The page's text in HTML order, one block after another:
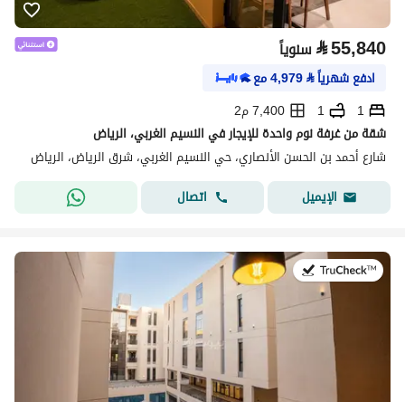
⃁55,840 سنوياً
ادفع شهرياً⃁
4,979مع
1
1
7,400 م2
شقة من غرفة نوم واحدة للإيجار في النسيم الغربي، الرياض
شارع أحمد بن الحسن الأنصاري، حي النسيم الغربي، شرق الرياض، الرياض
الإيميل
اتصال
في:21 يوليو 2026